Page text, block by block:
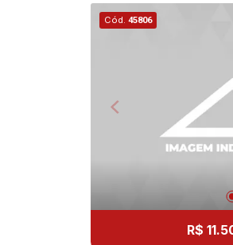
no mercado
Especialistas em
Cód. 45806
R$